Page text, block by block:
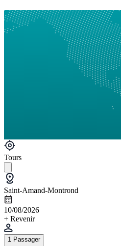
Tours
Saint-Amand-Montrond
10/08/2026
+ Revenir
1 Passager